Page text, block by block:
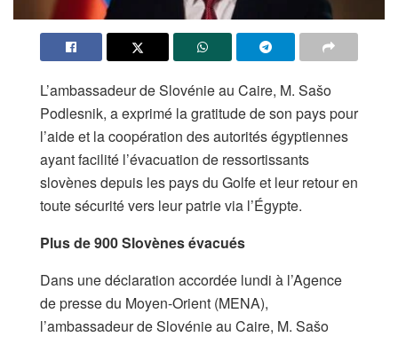
L’ambassadeur de Slovénie au Caire, M. Sašo
Podlesnik, a exprimé la gratitude de son pays pour
l’aide et la coopération des autorités égyptiennes
ayant facilité l’évacuation de ressortissants
slovènes depuis les pays du Golfe et leur retour en
toute sécurité vers leur patrie via l’Égypte.
Plus de 900 Slovènes évacués
Dans une déclaration accordée lundi à l’Agence
de presse du Moyen-Orient (MENA),
l’ambassadeur de Slovénie au Caire, M. Sašo